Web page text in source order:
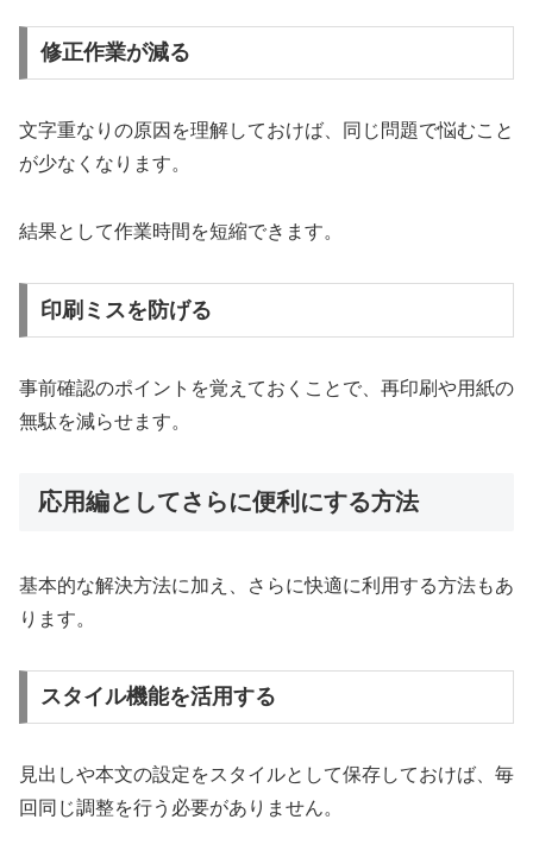
修正作業が減る
文字重なりの原因を理解しておけば、同じ問題で悩むこと
が少なくなります。
結果として作業時間を短縮できます。
印刷ミスを防げる
事前確認のポイントを覚えておくことで、再印刷や用紙の
無駄を減らせます。
応用編としてさらに便利にする方法
基本的な解決方法に加え、さらに快適に利用する方法もあ
ります。
スタイル機能を活用する
見出しや本文の設定をスタイルとして保存しておけば、毎
回同じ調整を行う必要がありません。